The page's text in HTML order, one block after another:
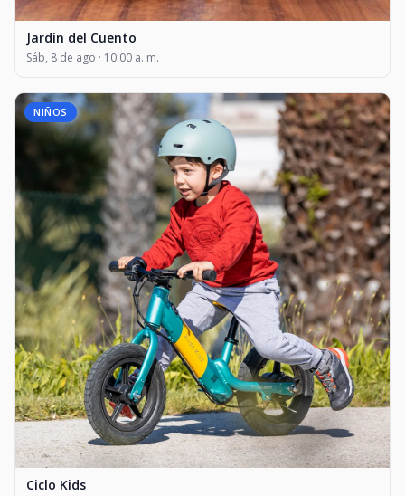
Jardín del Cuento
Sáb, 8 de ago · 10:00 a. m.
NIÑOS
Ciclo Kids